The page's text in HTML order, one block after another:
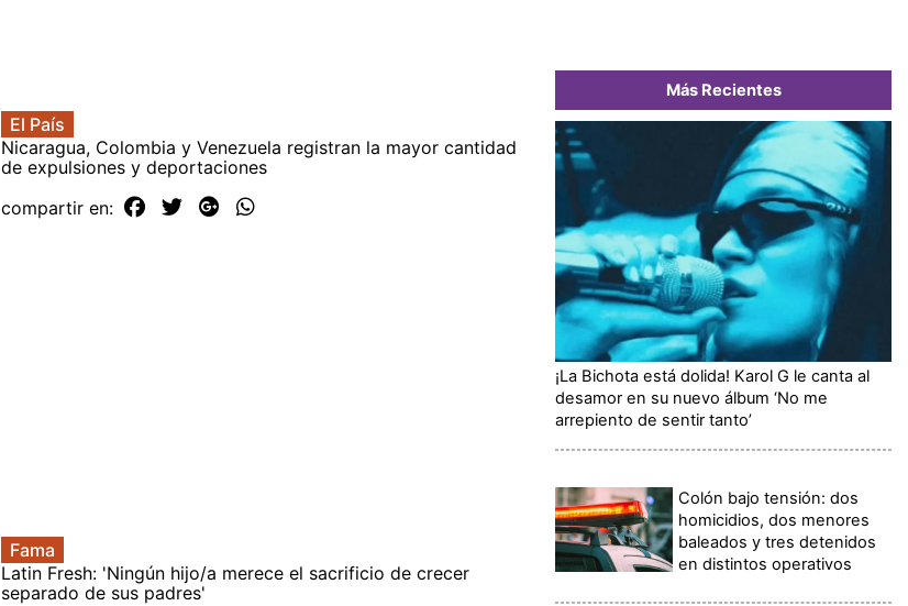
El País
Nicaragua, Colombia y Venezuela registran la mayor cantidad
de expulsiones y deportaciones
compartir en:
Fama
Latin Fresh: 'Ningún hijo/a merece el sacrificio de crecer
separado de sus padres'
Más Recientes
¡La Bichota está dolida! Karol G le canta al
desamor en su nuevo álbum ‘No me
arrepiento de sentir tanto’
Colón bajo tensión: dos
homicidios, dos menores
baleados y tres detenidos
en distintos operativos